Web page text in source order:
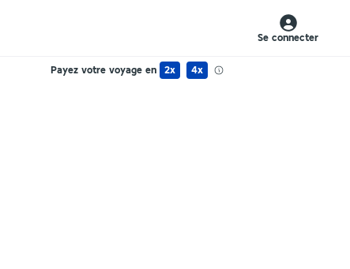
Se connecter
Payez votre voyage en 2x 4x